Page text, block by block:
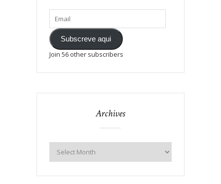
Subscreve aqui
Join 56 other subscribers
Archives